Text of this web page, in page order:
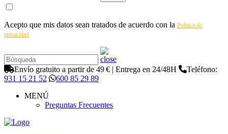
Acepto que mis datos sean tratados de acuerdo con la Política de
privacidad
Envío gratuito a partir de 49 € | Entrega en 24/48H
Teléfono:
931 15 21 52
600 85 29 89
MENÚ
Preguntas Frecuentes